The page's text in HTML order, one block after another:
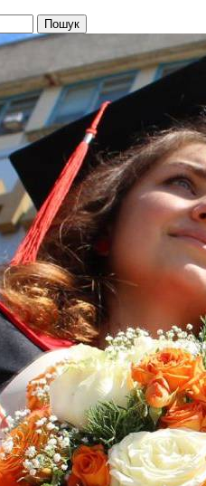
Пошук